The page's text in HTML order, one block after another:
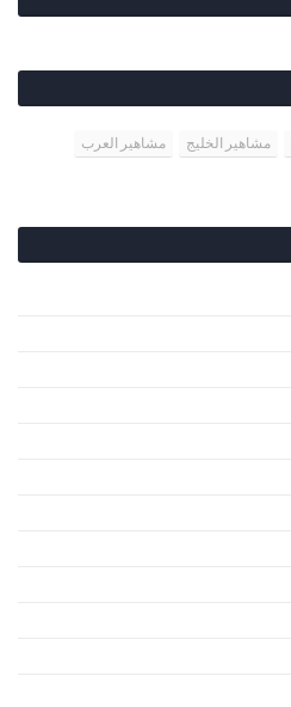
مشاهير الخليج
مشاهير العرب